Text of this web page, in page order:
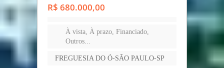
R$ 680.000,00
À vista, À prazo, Financiado,
Outros...
FREGUESIA DO Ó-SÃO PAULO-SP